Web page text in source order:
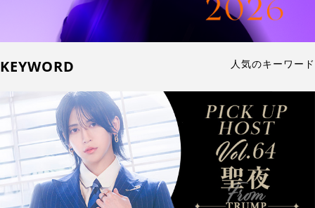
KEYWORD 人気のキーワード